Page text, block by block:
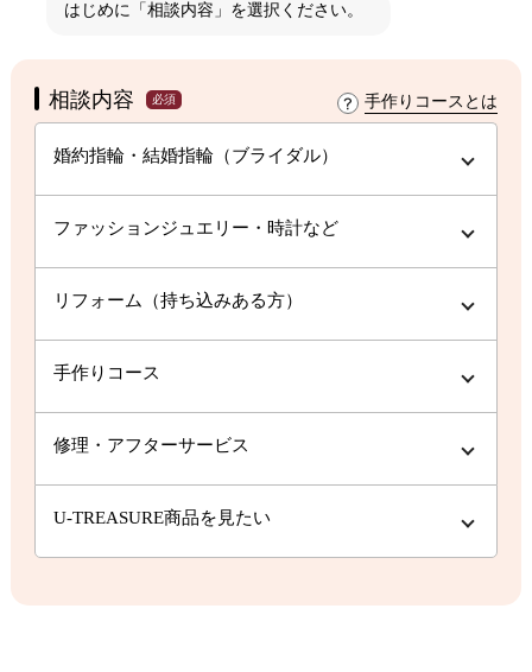
はじめに 「相談内容」 を選択ください。
相談内容 必須 手作りコースとは
婚約指輪・結婚指輪（ブライダル）
ファッションジュエリー・時計など
リフォーム（持ち込みある方）
手作りコース
修理・アフターサービス
U-TREASURE商品を見たい